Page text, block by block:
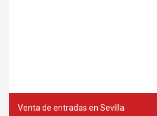
Venta de entradas en Sevilla